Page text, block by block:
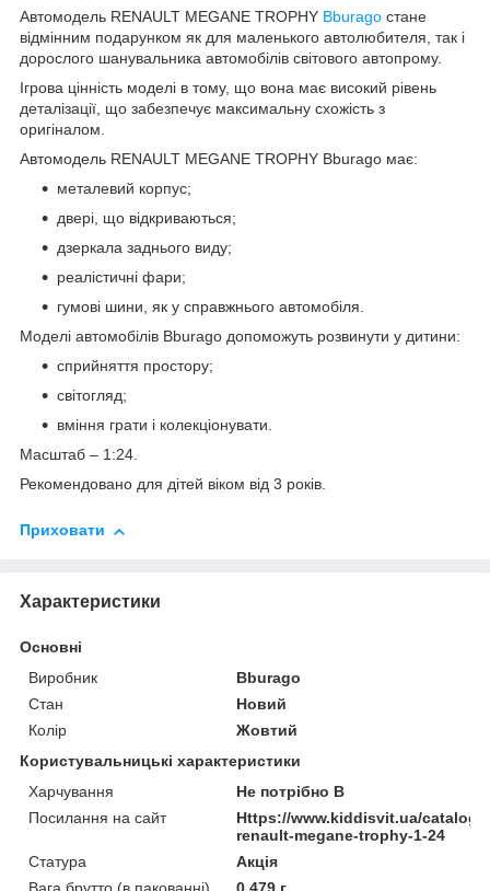
Автомодель RENAULT MEGANE TROPHY Bburago стане
відмінним подарунком як для маленького автолюбителя, так і
дорослого шанувальника автомобілів світового автопрому.
Ігрова цінність моделі в тому, що вона має високий рівень
деталізації, що забезпечує максимальну схожість з
оригіналом.
Автомодель RENAULT MEGANE TROPHY Bburago має:
металевий корпус;
двері, що відкриваються;
дзеркала заднього виду;
реалістичні фари;
гумові шини, як у справжнього автомобіля.
Моделі автомобілів Bburago допоможуть розвинути у дитини:
сприйняття простору;
світогляд;
вміння грати і колекціонувати.
Масштаб – 1:24.
Рекомендовано для дітей віком від 3 років.
Приховати
Характеристики
Основні
Виробник
Bburago
Стан
Новий
Колір
Жовтий
Користувальницькі характеристики
Харчування
Не потрібно В
Посилання на сайт
Https://www.kiddisvit.ua/catalog/
renault-megane-trophy-1-24
Статура
Акція